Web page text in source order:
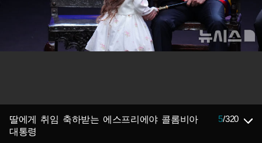
딸에게 취임 축하받는 에스프리에야 콜롬비아
대통령
5/320